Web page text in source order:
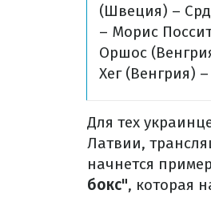
(Швеция) –
– Морис
Оршос
Хег (Венгрия)
Для тех
Латвии,
начнется
бокс", которая